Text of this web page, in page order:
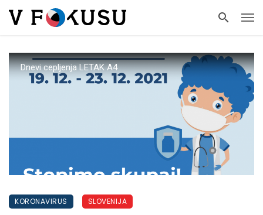
Dnevi cepljenja LETAK A4
KORONAVIRUS SLOVENIJA